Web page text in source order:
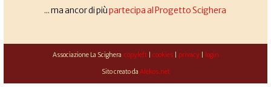
... ma ancor di piùpartecipa al Progetto Scighera
Associazione La Scighera copyleft| cookies| privacy| login
Sito creato da Alekos.net